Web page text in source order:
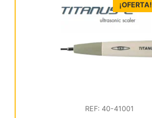
¡OFERTA!
REF: 40-41001